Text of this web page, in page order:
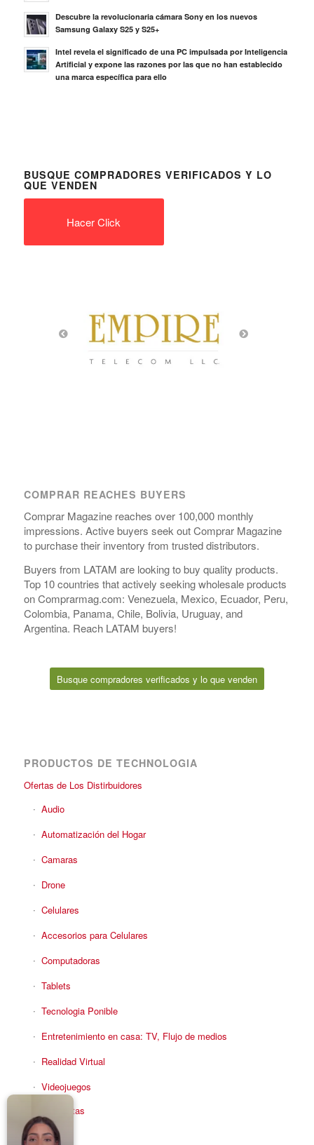
Descubre la revolucionaria cámara Sony en los nuevos
Samsung Galaxy S25 y S25+
Intel revela el significado de una PC impulsada por Inteligencia
Artificial y expone las razones por las que no han establecido
una marca específica para ello
BUSQUE COMPRADORES VERIFICADOS Y LO
QUE VENDEN
Hacer Click
COMPRAR REACHES BUYERS
Comprar Magazine reaches over 100,000 monthly
impressions. Active buyers seek out Comprar Magazine
to purchase their inventory from trusted distributors.
Buyers from LATAM are looking to buy quality products.
Top 10 countries that actively seeking wholesale products
on Comprarmag.com: Venezuela, Mexico, Ecuador, Peru,
Colombia, Panama, Chile, Bolivia, Uruguay, and
Argentina. Reach LATAM buyers!
Busque compradores verificados y lo que venden
PRODUCTOS DE TECHNOLOGIA
Ofertas de Los Distirbuidores
Audio
Automatización del Hogar
Camaras
Drone
Celulares
Accesorios para Celulares
Computadoras
Tablets
Tecnologia Ponible
Entretenimiento en casa: TV, Flujo de medios
Realidad Virtual
Videojuegos
Reciba Ofertas